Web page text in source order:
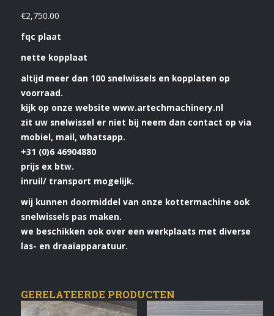
€2,750.00
fqc plaat
nette kopplaat
altijd meer dan 100 snelwissels en kopplaten op
voorraad.
kijk op onze website www.artechmachinery.nl
zit uw snelwissel er niet bij neem dan contact op via
mobiel, mail, whatsapp.
+31 (0)6 46904880
prijs ex btw.
inruil/ transport mogelijk.
wij kunnen doormiddel van onze kottermachine ook
snelwissels pas maken.
we beschikken ook over een werkplaats met diverse
las- en draaiapparatuur.
GERELATEERDE PRODUCTEN